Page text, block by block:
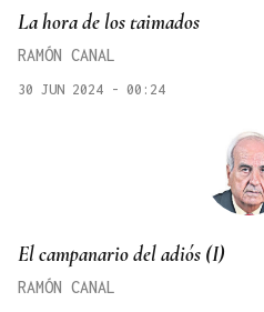
La hora de los taimados
RAMÓN CANAL
30 JUN 2024 - 00:24
El campanario del adiós (I)
RAMÓN CANAL